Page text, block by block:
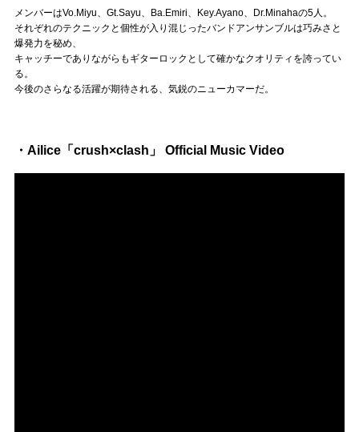
メンバーはVo.Miyu、Gt.Sayu、Ba.Emiri、Key.Ayano、Dr.Minahaの5人。
それぞれのテクニックと個性が入り混じったバンドアンサンブルは巧みさと
爆発力を秘め、
キャッチーでありながらもギターロックとして確かなクオリティを誇ってい
る。
今後のさらなる活躍が期待される、気鋭のニューカマーだ。
・Ailice「crush×clash」 Official Music Video